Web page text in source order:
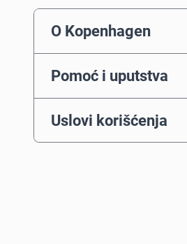
O Kopenhagen
Pomoć i uputstva
Uslovi korišćenja